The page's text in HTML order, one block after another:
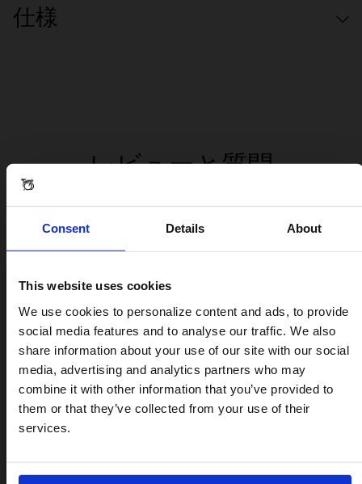
Consent Details About
This website uses cookies
We use cookies to personalize content and ads, to provide
social media features and to analyse our traffic. We also
share information about your use of our site with our social
media, advertising and analytics partners who may
combine it with other information that you’ve provided to
them or that they’ve collected from your use of their
services.
仕様
レビューと質問
レビュー
Visiting from the United States?
For a better experience, please visit our:
US website